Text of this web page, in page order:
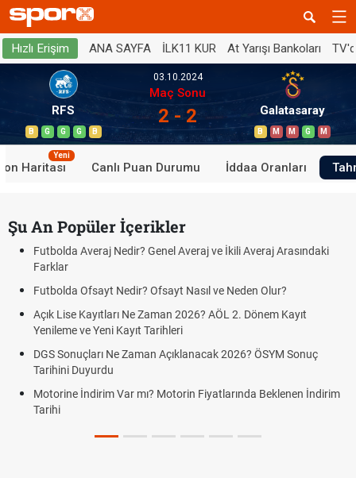
Hızlı Erişim ANA SAYFA İLK11 KUR At Yarışı Bankoları
RFS
B G G G B
03.10.2024
Maç Sonu
2 - 2 Galatasaray
B M M G M
Haritası
Yeni
Canlı Puan Durumu İddaa Oranları
Şu An Popüler İçerikler
Futbolda Averaj Nedir? Genel Averaj ve İkili Averaj Arasındaki
Farklar
Futbolda Ofsayt Nedir? Ofsayt Nasıl ve Neden Olur?
Açık Lise Kayıtları Ne Zaman 2026? AÖL 2. Dönem Kayıt
Yenileme ve Yeni Kayıt Tarihleri
DGS Sonuçları Ne Zaman Açıklanacak 2026? ÖSYM Sonuç
Tarihini Duyurdu
Motorine İndirim Var mı? Motorin Fiyatlarında Beklenen İndirim
Tarihi